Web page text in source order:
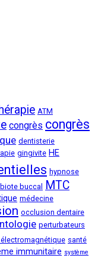
ATM
congrès congrès
dentisterie
gingivite HE
hypnose
buccal MTC
médecine
occlusion dentaire
perturbateurs
santé
immunitaire système